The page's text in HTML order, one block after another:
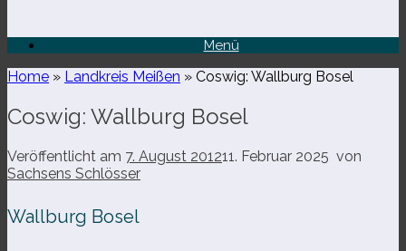
Menü
Home » Landkreis Meißen » Coswig: Wallburg Bosel
Coswig: Wallburg Bosel
Veröffentlicht am 7. August 201211. Februar 2025 von
Sachsens Schlösser
Wallburg Bosel